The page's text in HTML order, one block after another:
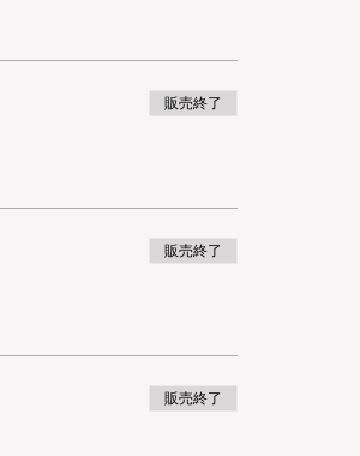
販売終了
販売終了
販売終了